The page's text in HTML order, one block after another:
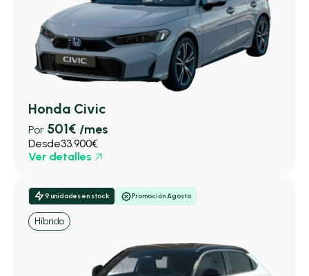
Honda Civic
Por 501€ /mes
Desde33.900€
Ver detalles
9 unidades en stock Promoción Agosto
Híbrido